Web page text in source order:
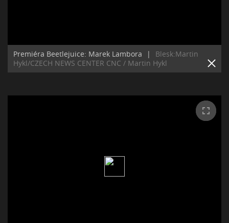
Premiéra Beetlejuice: Marek Lambora |
Blesk:Martin
Hykl/CZECH NEWS CENTER CNC / Martin Hykl